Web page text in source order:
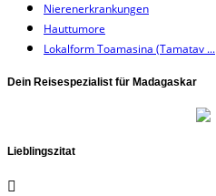
Nierenerkrankungen
Hauttumore
Lokalform Toamasina (Tamatav ...
Dein Reisespezialist für Madagaskar
Lieblingszitat